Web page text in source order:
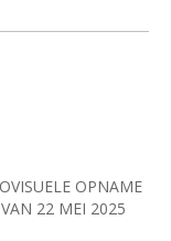
OPNAME
22 MEI 2025